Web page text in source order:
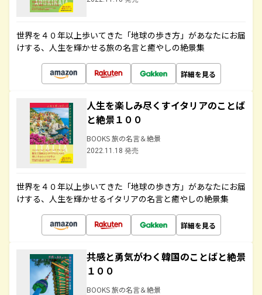
世界を４０年以上歩いてきた「地球の歩き方」があなたにお届
けする、人生を輝かせる旅の名言と癒やしの絶景集
詳細を見る
人生を楽しみ尽くすイタリアのことば
と絶景１００
BOOKS 旅の名言＆絶景
2022.11.18 発売
世界を４０年以上歩いてきた「地球の歩き方」があなたにお届
けする、人生を輝かせるイタリアの名言と癒やしの絶景集
詳細を見る
共感と勇気がわく韓国のことばと絶景
１００
BOOKS 旅の名言＆絶景